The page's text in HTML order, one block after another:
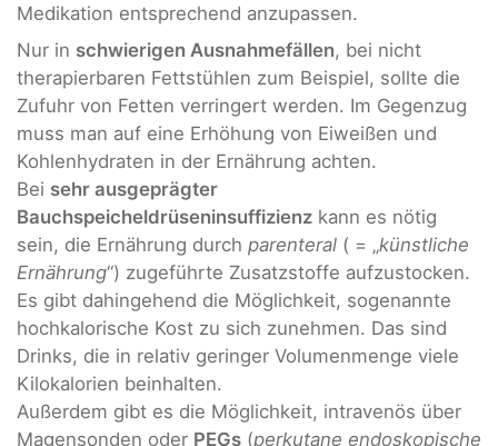
Medikation entsprechend anzupassen.
Nur in schwierigen Ausnahmefällen, bei nicht
therapierbaren Fettstühlen zum Beispiel, sollte die
Zufuhr von Fetten verringert werden. Im Gegenzug
muss man auf eine Erhöhung von Eiweißen und
Kohlenhydraten in der Ernährung achten.
Bei sehr ausgeprägter
Bauchspeicheldrüseninsuffizienz kann es nötig
sein, die Ernährung durch parenteral ( = „künstliche
Ernährung“) zugeführte Zusatzstoffe aufzustocken.
Es gibt dahingehend die Möglichkeit, sogenannte
hochkalorische Kost zu sich zunehmen. Das sind
Drinks, die in relativ geringer Volumenmenge viele
Kilokalorien beinhalten.
Außerdem gibt es die Möglichkeit, intravenös über
Magensonden oder PEGs (perkutane endoskopische